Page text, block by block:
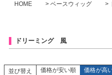
HOME ベースウィッグ
ドリーミング 風
並び替え 価格が安い順 価格が高